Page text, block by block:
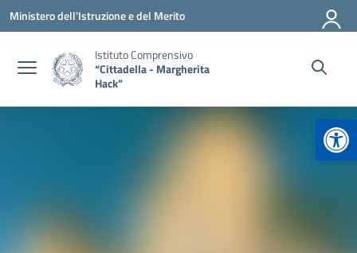
Vai ai contenuti
Vai al menu di navigazione
Vai al footer
Ministero dell'Istruzione e del Merito
Istituto Comprensivo
“Cittadella - Margherita
Hack”